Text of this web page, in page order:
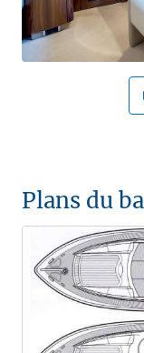
Plans du